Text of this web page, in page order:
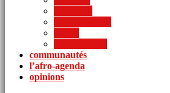
communautés
l’afro-agenda
opinions